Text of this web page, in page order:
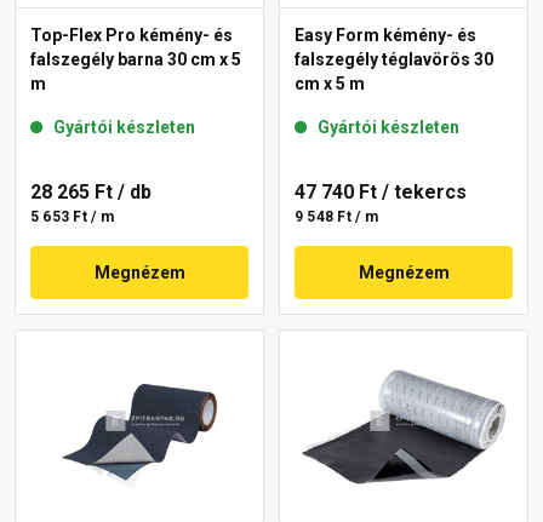
Top-Flex Pro kémény- és
falszegély barna 30 cm x 5
m
Gyártói készleten
28 265 Ft / db
5 653 Ft / m
Megnézem
Easy Form kémény- és
falszegély téglavörös 30
cm x 5 m
Gyártói készleten
47 740 Ft / tekercs
9 548 Ft / m
Megnézem